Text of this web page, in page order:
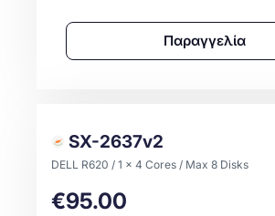
Παραγγελία
SX-2637v2
DELL R620 / 1 x 4 Cores / Max 8 Disks
€95.00